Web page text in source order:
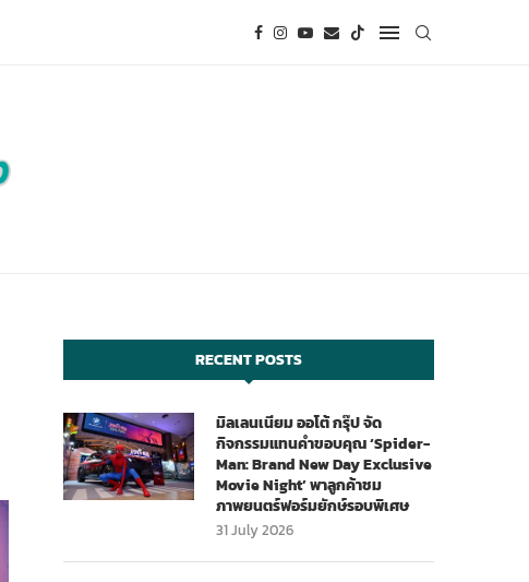
RECENT POSTS
มิลเลนเนียม ออโต้ กรุ๊ป จัด
กิจกรรมแทนคำขอบคุณ ‘Spider-
Man: Brand New Day Exclusive
Movie Night’ พาลูกค้าชม
ภาพยนตร์ฟอร์มยักษ์รอบพิเศษ
31 July 2026